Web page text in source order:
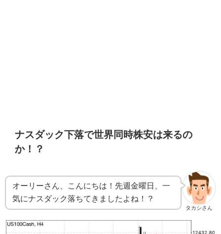
ナスダック下落で世界同時株安は来るの
か！？
タカシさん
オーリーさん、こんにちは！先週金曜日、一
気にナスダック落ちてきましたよね！？